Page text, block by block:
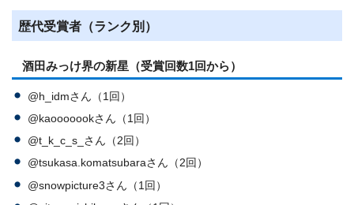
歴代受賞者（ランク別）
酒田みっけ界の新星（受賞回数1回から）
@h_idmさん（1回）
@kaooooookさん（1回）
@t_k_c_s_さん（2回）
@tsukasa.komatsubaraさん（2回）
@snowpicture3さん（1回）